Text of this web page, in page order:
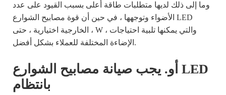
وما إلى ذلك لديها متطلبات طاقة أعلى بسبب القيود على عدد
الأضواء وتوجهها ، في حين أن قوة مصابيح الشوارع LED
الخارجية اختيارية ، حتى ، W ، والتي يمكنها تلبية احتياجات
الإضاءة المختلفة للعملاء بشكل أفضل.
أو. يجب صيانة مصابيح الشوارع LED
بانتظام